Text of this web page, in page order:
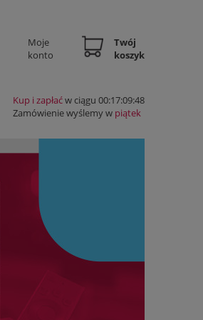
Moje
konto
Twój
koszyk
Kup i zapłaćw ciągu 00:17:09:47
Zamówienie wyślemy w piątek